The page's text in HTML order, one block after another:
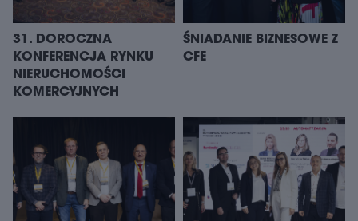
31. DOROCZNA
KONFERENCJA RYNKU
NIERUCHOMOŚCI
KOMERCYJNYCH
ŚNIADANIE BIZNESOWE Z
CFE